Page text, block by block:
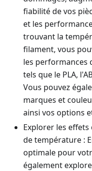
fiabilité de vos
et les
trouvant la
filament, vous
les performances
tels que le PLA,
Vous pouvez
marques et
ainsi vos options
Explorer les
de température :
optimale pour
également